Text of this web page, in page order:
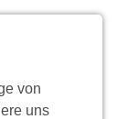
von
uns